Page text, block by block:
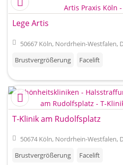
Lege Artis
50667 Köln, Nordrhein-Westfalen,
Brustvergrößerung
Facelift
T-Klinik am Rudolfsplatz
50674 Köln, Nordrhein-Westfalen,
Brustvergrößerung
Facelift